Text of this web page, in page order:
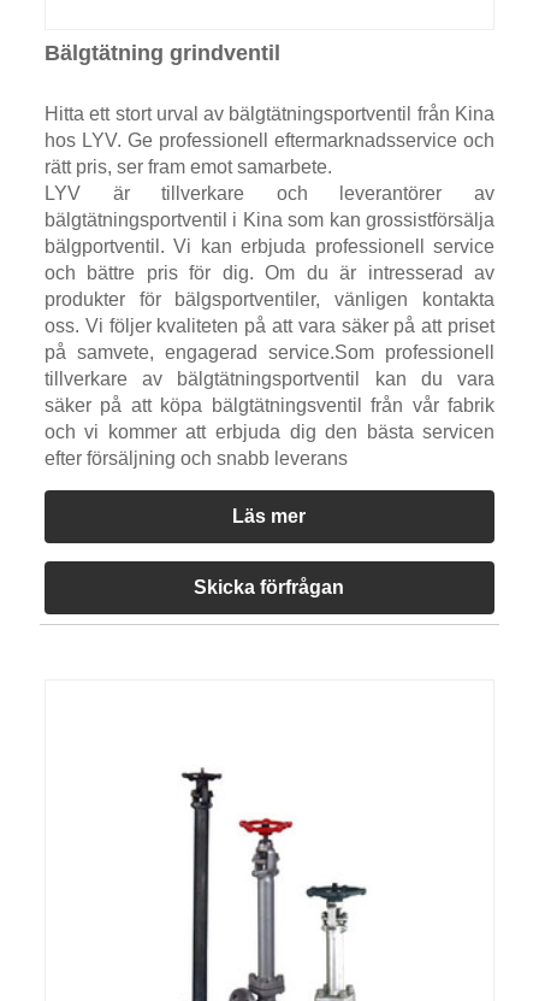
Bälgtätning grindventil
Hitta ett stort urval av bälgtätningsportventil från Kina
hos LYV. Ge professionell eftermarknadsservice och
rätt pris, ser fram emot samarbete.
LYV är tillverkare och leverantörer av
bälgtätningsportventil i Kina som kan grossistförsälja
bälgportventil. Vi kan erbjuda professionell service
och bättre pris för dig. Om du är intresserad av
produkter för bälgsportventiler, vänligen kontakta
oss. Vi följer kvaliteten på att vara säker på att priset
på samvete, engagerad service.Som professionell
tillverkare av bälgtätningsportventil kan du vara
säker på att köpa bälgtätningsventil från vår fabrik
och vi kommer att erbjuda dig den bästa servicen
efter försäljning och snabb leverans
Läs mer
Skicka förfrågan